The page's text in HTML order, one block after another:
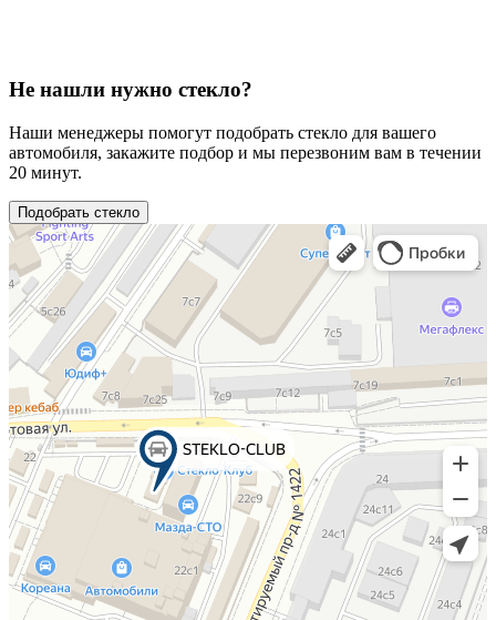
Не нашли нужно стекло?
Наши менеджеры помогут подобрать стекло для вашего
автомобиля, закажите подбор и мы перезвоним вам в течении
20 минут.
Подобрать стекло